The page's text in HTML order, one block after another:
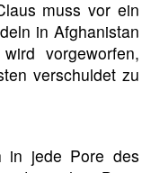
muss vor ein
in Afghanistan
vorgeworfen,
verschuldet zu
in jede Pore des